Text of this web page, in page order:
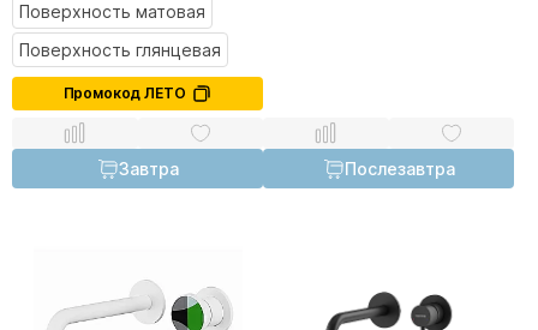
Поверхность матовая
Поверхность глянцевая
Промокод ЛЕТО
Завтра Послезавтра